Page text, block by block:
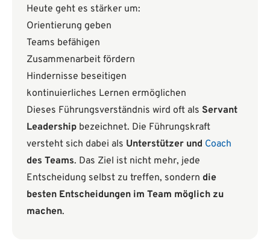
Heute geht es stärker um:
Orientierung geben
Teams befähigen
Zusammenarbeit fördern
Hindernisse beseitigen
kontinuierliches Lernen ermöglichen
Dieses Führungsverständnis wird oft als Servant
Leadership bezeichnet. Die Führungskraft
versteht sich dabei als Unterstützer und Coach
des Teams. Das Ziel ist nicht mehr, jede
Entscheidung selbst zu treffen, sondern die
besten Entscheidungen im Team möglich zu
machen.